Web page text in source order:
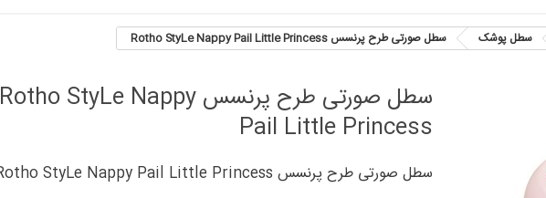
سطل پوشک سطل صورتی طرح پرنسس Rotho StyLe Nappy Pail Little Princess
سطل صورتی طرح پرنسس Rotho StyLe Nappy
Pail Little Princess
سطل صورتی طرح پرنسس Rotho StyLe Nappy Pail Little Princess